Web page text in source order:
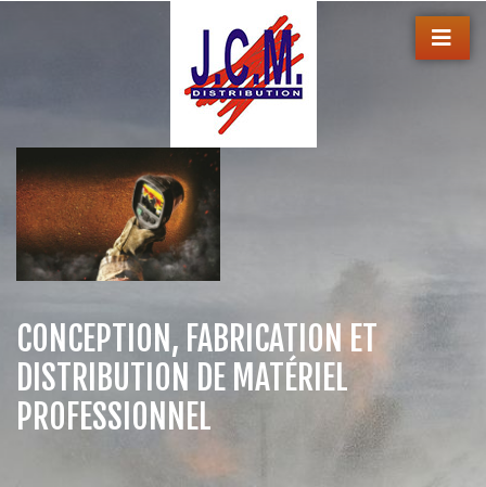
CONCEPTION, FABRICATION ET
DISTRIBUTION DE MATÉRIEL
PROFESSIONNEL